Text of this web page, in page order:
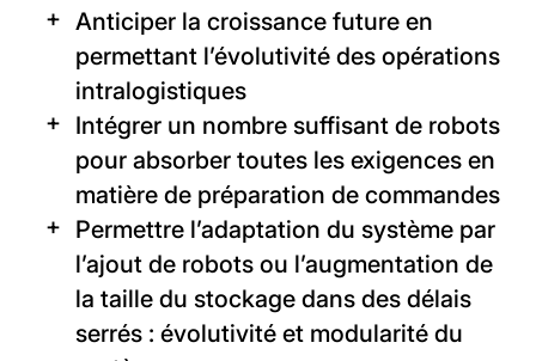
Anticiper la croissance future en
permettant l’évolutivité des opérations
intralogistiques
Intégrer un nombre suffisant de robots
pour absorber toutes les exigences en
matière de préparation de commandes
Permettre l’adaptation du système par
l’ajout de robots ou l’augmentation de
la taille du stockage dans des délais
serrés : évolutivité et modularité du